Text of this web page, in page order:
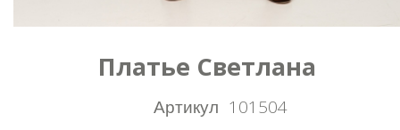
Платье Светлана
Артикул 101504